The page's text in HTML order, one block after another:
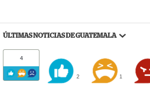
ÚLTIMAS NOTICIAS DE GUATEMALA
4
2 1